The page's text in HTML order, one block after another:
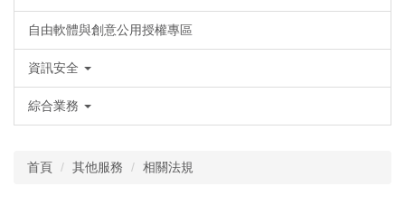
自由軟體與創意公用授權專區
資訊安全
綜合業務
首頁 其他服務 相關法規